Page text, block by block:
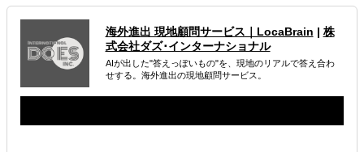
AIでは辿り着けない、現地スタッフと有識者の一次情報。
属するジャンル
海外進出総合支援 海外進出戦略・事業計画立案
海外進出 現地顧問サービス｜LocaBrain | 株
式会社ダズ･インターナショナル
AIが出した"答えっぽいもの"を、現地のリアルで答え合わ
せする。海外進出の現地顧問サービス。